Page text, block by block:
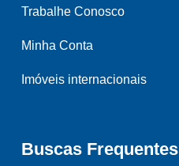
Trabalhe Conosco
Minha Conta
Imóveis internacionais
Buscas Frequentes